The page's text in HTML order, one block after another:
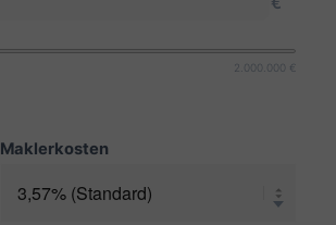
2.000.000 €
Maklerkosten